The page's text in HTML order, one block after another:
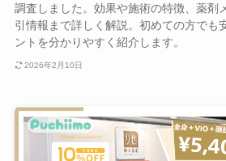
調査しました。効果や施術の特徴、薬剤
引情報まで詳しく解説。初めての方でも
ントを分かりやすく紹介します。
2026年2月10日